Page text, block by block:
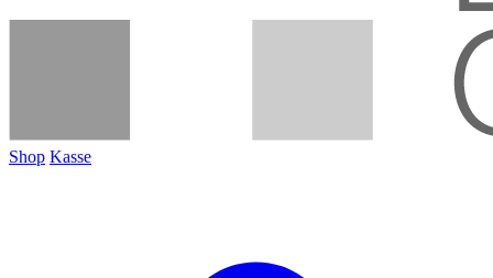
Shop Kasse